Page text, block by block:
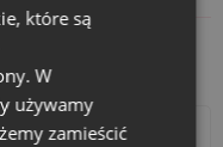
które są
W
używamy
zamieścić